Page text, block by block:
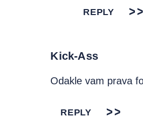
REPLY
Kick-Ass
Odakle vam prava
REPLY